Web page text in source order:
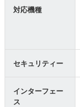
対応機種
セキュリティー
インターフェー
ス